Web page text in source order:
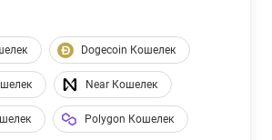
Dogecoin Кошелек
Near Кошелек
Polygon Кошелек